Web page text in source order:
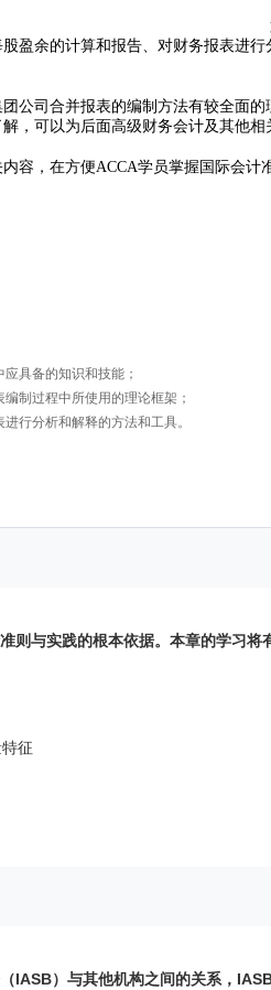
盈余的计算和报告、对财务报表进
公司合并报表的编制方法有较全面
，可以为后面高级财务会计及其他相
容，在方便ACCA学员掌握国际会
具备的知识和技能；
制过程中所使用的理论框架；
行分析和解释的方法和工具。
则与实践的根本依据。本章的学习
征
IASB）与其他机构之间的关系，